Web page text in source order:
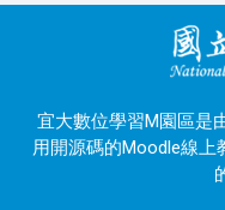
宜大數位學習M園區是
用開源碼的Moodle線